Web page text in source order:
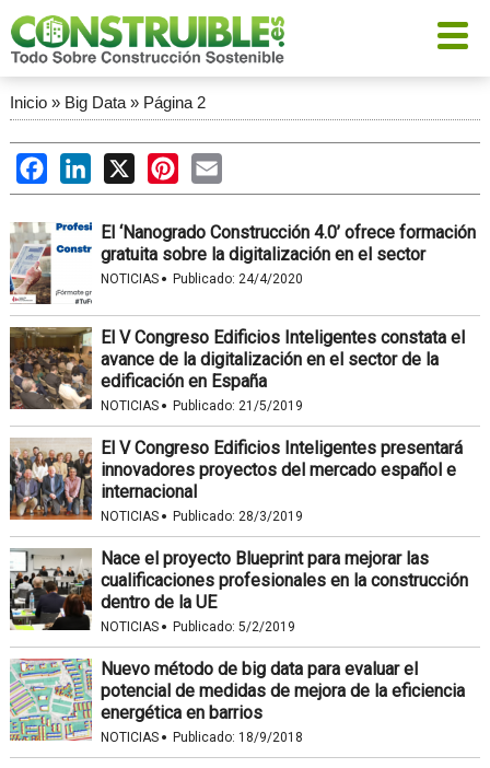
Inicio» Big Data» Página 2
FacebookLinkedIn
X PinterestEmail
El ‘Nanogrado Construcción 4.0’ ofrece formación
gratuita sobre la digitalización en el sector
NOTICIAS · Publicado: 24/4/2020
El V Congreso Edificios Inteligentes constata el
avance de la digitalización en el sector de la
edificación en España
NOTICIAS · Publicado: 21/5/2019
El V Congreso Edificios Inteligentes presentará
innovadores proyectos del mercado español e
internacional
NOTICIAS · Publicado: 28/3/2019
Nace el proyecto Blueprint para mejorar las
cualificaciones profesionales en la construcción
dentro de la UE
NOTICIAS · Publicado: 5/2/2019
Nuevo método de big data para evaluar el
potencial de medidas de mejora de la eficiencia
energética en barrios
NOTICIAS · Publicado: 18/9/2018